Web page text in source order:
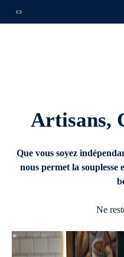
Artisans,
Que vous soyez
nous permet la souplesse
Ne